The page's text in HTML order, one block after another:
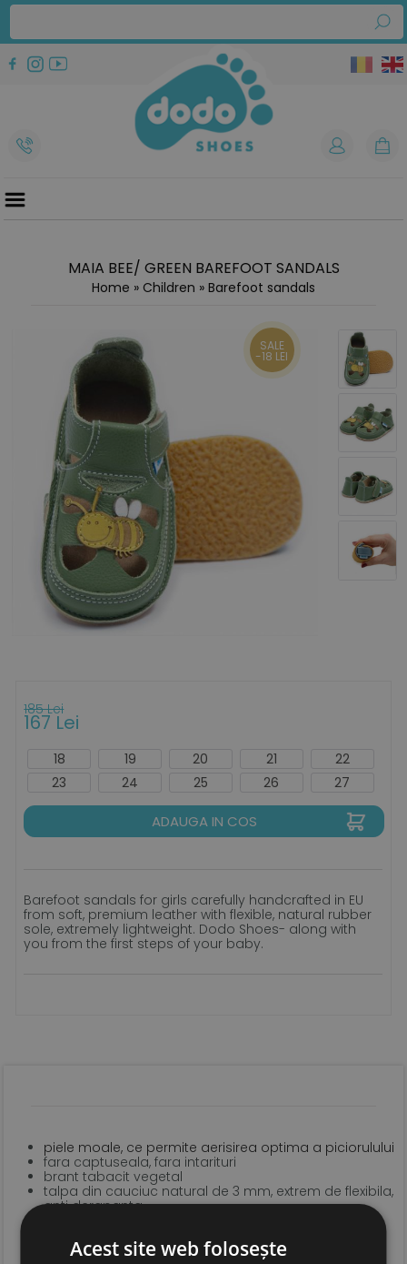
MAIA BEE/ GREEN BAREFOOT SANDALS
Home » Children » Barefoot sandals
SALE
-18 LEI
185 Lei
167 Lei
18 19 20 21
22
23
24 25 26 27
ADAUGA IN COS
Barefoot sandals for girls carefully handcrafted in EU
from soft, premium leather with flexible, natural rubber
sole, extremely lightweight. Dodo Shoes- along with
you from the first steps of your baby.
piele moale, ce permite aerisirea optima a piciorulului
fara captuseala, fara intarituri
brant tabacit vegetal
talpa din cauciuc natural de 3 mm, extrem de flexibila,
anti derapanta
sistem de inchidere tip velcro pentru o fixare optima
forma anatomica pentru copii, cu spatiu suficient
Acest site web folosește